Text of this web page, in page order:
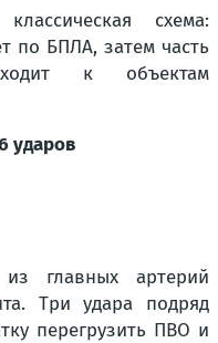
схема:
по БПЛА, затем часть
к объектам
ударов
главных артерий
Три удара подряд
перегрузить ПВО и